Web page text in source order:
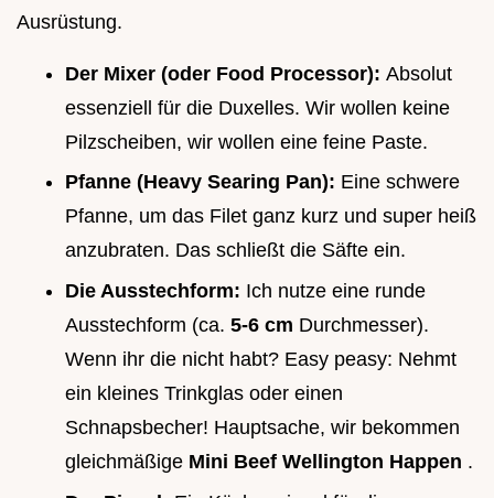
Ausrüstung.
Der Mixer (oder Food Processor): Absolut
essenziell für die Duxelles. Wir wollen keine
Pilzscheiben, wir wollen eine feine Paste.
Pfanne (Heavy Searing Pan): Eine schwere
Pfanne, um das Filet ganz kurz und super heiß
anzubraten. Das schließt die Säfte ein.
Die Ausstechform: Ich nutze eine runde
Ausstechform (ca. 5-6 cm Durchmesser).
Wenn ihr die nicht habt? Easy peasy: Nehmt
ein kleines Trinkglas oder einen
Schnapsbecher! Hauptsache, wir bekommen
gleichmäßige Mini Beef Wellington Happen .